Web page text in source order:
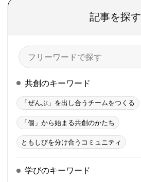
記事を探す
検
索
共創のキーワード
「ぜんぶ」を出し合うチームをつくる
「個」から始まる共創のかたち
ともしびを分け合うコミュニティ
学びのキーワード